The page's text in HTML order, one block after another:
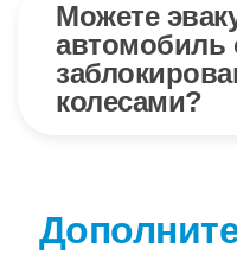
Можете
автомобиль
колесами?
для транспортного